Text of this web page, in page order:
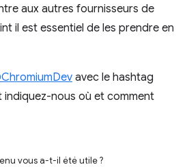
aux autres fournisseurs de
il est essentiel de les prendre en
avec le hashtag
indiquez-nous où et comment
vous a-t-il été utile ?